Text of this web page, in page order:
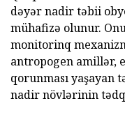
dəyər nadir təbii
mühafizə olunur.
monitorinq
antropogen amillər,
qorunması yaşayan
nadir növlərinin